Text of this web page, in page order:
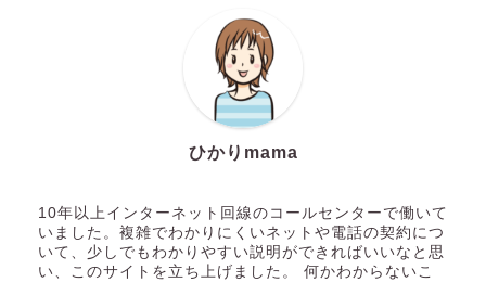
ひかりmama
10年以上インターネット回線のコールセンターで働いて
いました。複雑でわかりにくいネットや電話の契約につ
いて、少しでもわかりやすい説明ができればいいなと思
い、このサイトを立ち上げました。 何かわからないこ